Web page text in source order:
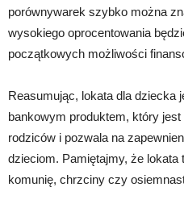
porównywarek szybko można
wysokiego oprocentowania
początkowych możliwości
Reasumując, lokata dla dziecka
bankowym produktem, który
rodziców i pozwala na
dzieciom. Pamiętajmy, że lokata
komunię, chrzciny czy